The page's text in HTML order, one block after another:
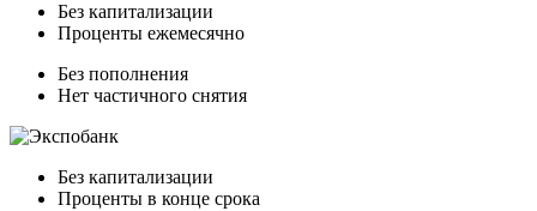
Без капитализации
Проценты ежемесячно
Без пополнения
Нет частичного снятия
Без капитализации
Проценты в конце срока